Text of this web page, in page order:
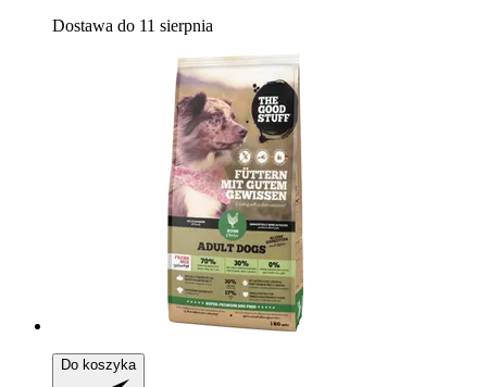
Dostawa do 11 sierpnia
Do koszyka